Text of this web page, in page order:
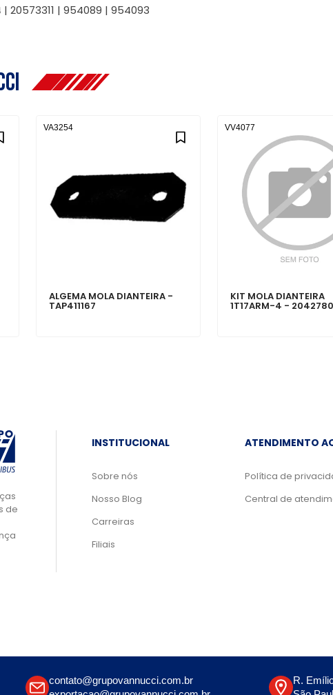
| 20573311 | 954089 | 954093
ALGEMA MOLA DIANTEIRA -
TAP411167
VA3254
KIT MOLA DIANTEIRA
1T17ARM-4 -
VV4077
de
INSTITUCIONAL
Sobre nós
Nosso Blog
Carreiras
Filiais
ATENDIMENTO
Política de
Central de
contato@grupovannucci.com.br
R.